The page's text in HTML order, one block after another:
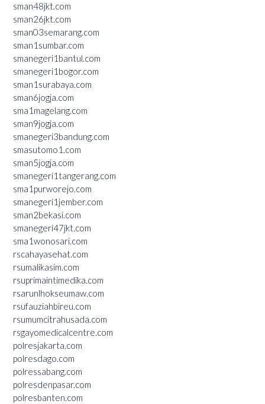
sman48jkt.com
sman26jkt.com
sman03semarang.com
sman1sumbar.com
smanegeri1bantul.com
smanegeri1bogor.com
sman1surabaya.com
sman6jogja.com
sma1magelang.com
sman9jogja.com
smanegeri3bandung.com
smasutomo1.com
sman5jogja.com
smanegeri1tangerang.com
sma1purworejo.com
smanegeri1jember.com
sman2bekasi.com
smanegeri47jkt.com
sma1wonosari.com
rscahayasehat.com
rsumalikasim.com
rsuprimaintimedika.com
rsarunlhokseumaw.com
rsufauziahbireu.com
rsumumcitrahusada.com
rsgayomedicalcentre.com
polresjakarta.com
polresdago.com
polressabang.com
polresdenpasar.com
polresbanten.com